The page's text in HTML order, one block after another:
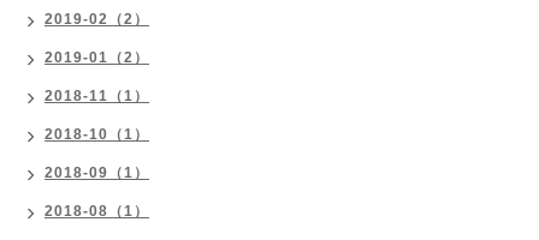
2019-02（2）
2019-01（2）
2018-11（1）
2018-10（1）
2018-09（1）
2018-08（1）